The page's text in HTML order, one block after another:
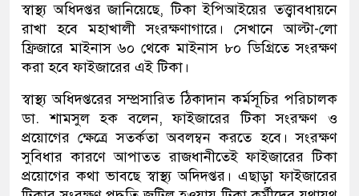
স্বাস্থ্য অধিদপ্তর জানিয়েছে, টিকা ইপিআইয়ের তত্ত্বাবধায়নে
রাখা হবে মহাখালী সংরক্ষণাগারে। সেখানে আল্টা-লো
ফ্রিজারে মাইনাস ৬০ থেকে মাইনাস ৮০ ডিগ্রিতে সংরক্ষণ
করা হবে ফাইজারের এই টিকা।
স্বাস্থ্য অধিদপ্তরের সম্প্রসারিত ঠিকাদান কর্মসূচির পরিচালক
ডা. শামসুল হক বলেন, ফাইজারের টিকা সংরক্ষণ ও
প্রয়োগের ক্ষেত্রে সতর্কতা অবলম্বন করতে হবে। সংরক্ষণ
সুবিধার কারণে আপাতত রাজধানীতেই ফাইজারের টিকা
প্রয়োগের কথা ভাবছে স্বাস্থ্য অদিদপ্তর। এছাড়া ফাইজারের